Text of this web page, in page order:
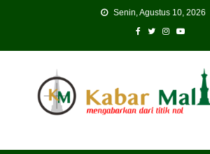
Senin, Agustus 10, 2026